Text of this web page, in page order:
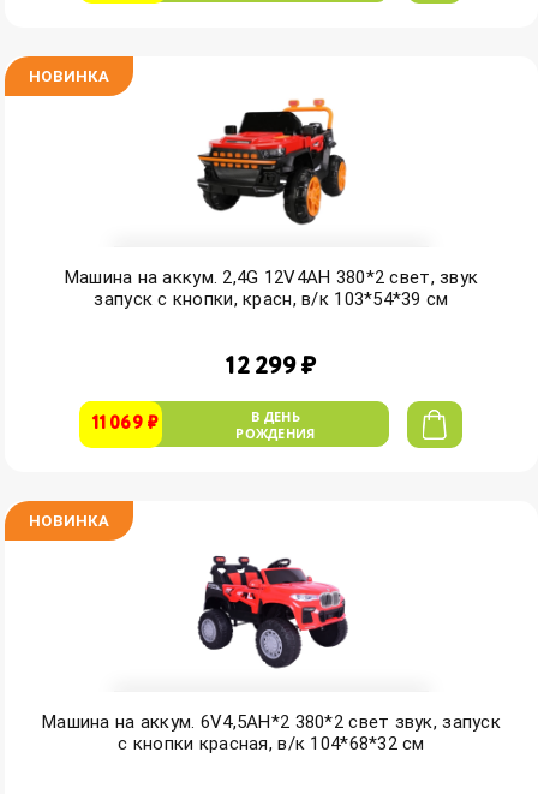
НОВИНКА
Машина на аккум. 2,4G 12V4AH 380*2 свет, звук
запуск с кнопки, красн, в/к 103*54*39 см
12 299 ₽
11 069 ₽
В ДЕНЬ
РОЖДЕНИЯ
НОВИНКА
Машина на аккум. 6V4,5AH*2 380*2 свет звук, запуск
с кнопки красная, в/к 104*68*32 см